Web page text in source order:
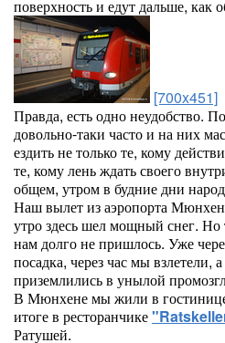
поверхность и едут дальше, как
[700x451]
Правда, есть одно неудобство.
довольно-таки часто и на них
ездить не только те, кому
те, кому лень ждать своего
общем, утром в будние дни
Наш вылет из аэропорта
утро здесь шел мощный снег. Но
нам долго не пришлось. Уже
посадка, через час мы взлетели,
приземлились в унылой
В Мюнхене мы жили в
итоге в ресторанчике
Ратушей.